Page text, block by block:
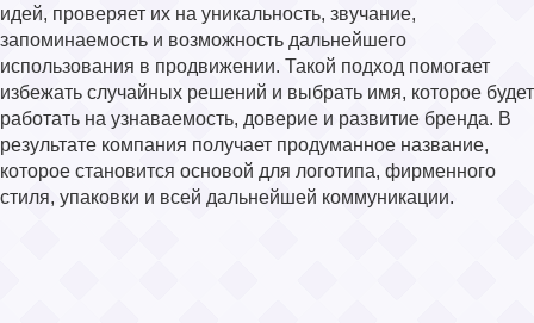
идей, проверяет их на уникальность, звучание,
запоминаемость и возможность дальнейшего
использования в продвижении. Такой подход помогает
избежать случайных решений и выбрать имя, которое будет
работать на узнаваемость, доверие и развитие бренда. В
результате компания получает продуманное название,
которое становится основой для логотипа, фирменного
стиля, упаковки и всей дальнейшей коммуникации.